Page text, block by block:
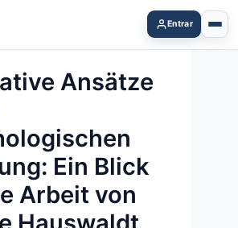
Entrar
Ansätze
Ein Blick
Arbeit von